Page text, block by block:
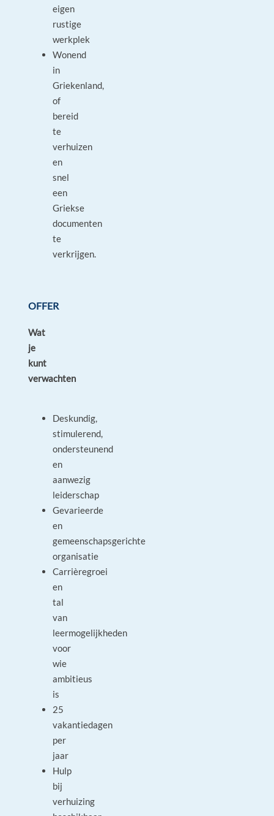
eigen
rustige
werkplek
Wonend
in
Griekenland,
of
bereid
te
verhuizen
en
snel
een
Griekse
documenten
te
verkrijgen.
OFFER
Wat
je
kunt
verwachten
Deskundig,
stimulerend,
ondersteunend
en
aanwezig
leiderschap
Gevarieerde
en
gemeenschapsgerichte
organisatie
Carrièregroei
en
tal
van
leermogelijkheden
voor
wie
ambitieus
is
25
vakantiedagen
per
jaar
Hulp
bij
verhuizing